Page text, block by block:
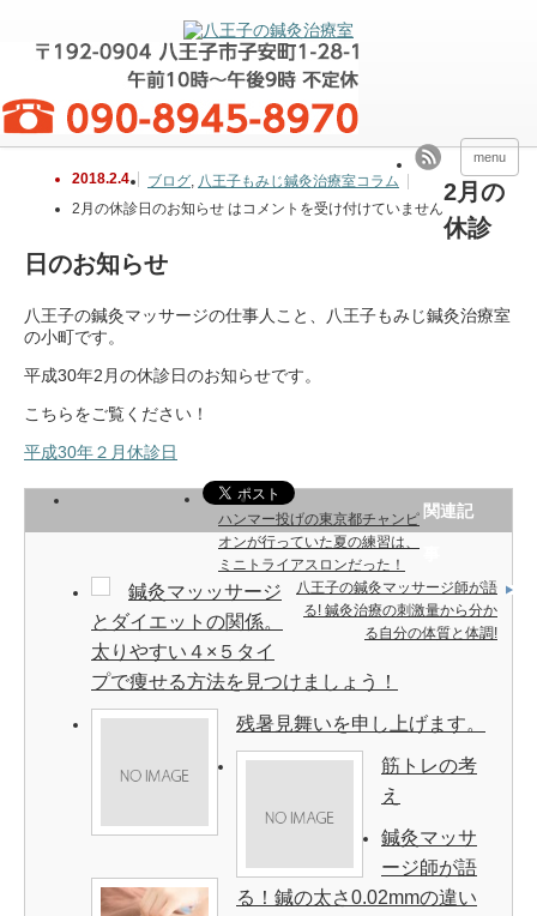
menu
2018.2.4 ブログ, 八王子もみじ鍼灸治療室コラム
2月の休診日のお知らせ はコメントを受け付けていません
2月の
休診
日のお知らせ
八王子の鍼灸マッサージの仕事人こと、八王子もみじ鍼灸治療室
の小町です。
平成30年2月の休診日のお知らせです。
こちらをご覧ください！
平成30年２月休診日
ハンマー投げの東京都チャンピ
オンが行っていた夏の練習は、
ミニトライアスロンだった！
八王子の鍼灸マッサージ師が語
る! 鍼灸治療の刺激量から分か
る自分の体質と体調!
関連記
鍼灸マッッサージ
とダイエットの関係。
太りやすい４×５タイ
プで痩せる方法を見つけましょう！
残暑見舞いを申し上げます。
筋トレの考
え
鍼灸マッサ
ージ師が語
る！鍼の太さ0.02mmの違い